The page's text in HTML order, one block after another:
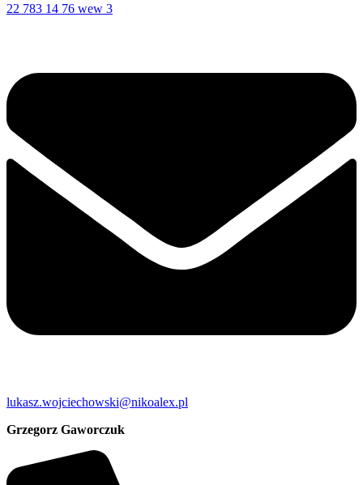
22 783 14 76 wew 3
lukasz.wojciechowski@nikoalex.pl
Grzegorz Gaworczuk